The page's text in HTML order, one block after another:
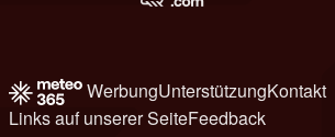
WerbungUnterstützungKontakt
Links auf unserer SeiteFeedback